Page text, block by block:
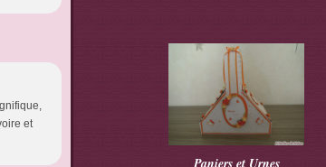
et
Paniers et Urnes